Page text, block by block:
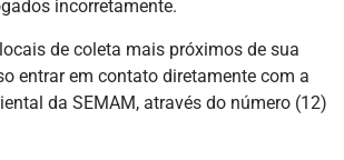
incorretamente.
de coleta mais próximos de sua
entrar em contato diretamente com a
da SEMAM, através do número (12)